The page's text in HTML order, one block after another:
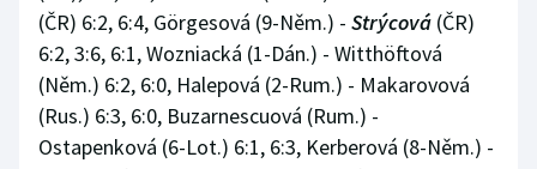
(ČR) 6:2, 6:4, Görgesová (9-Něm.) - Strýcová (ČR)
6:2, 3:6, 6:1, Wozniacká (1-Dán.) - Witthöftová
(Něm.) 6:2, 6:0, Halepová (2-Rum.) - Makarovová
(Rus.) 6:3, 6:0, Buzarnescuová (Rum.) -
Ostapenková (6-Lot.) 6:1, 6:3, Kerberová (8-Něm.) -